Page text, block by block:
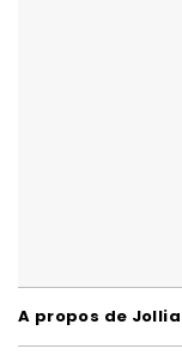
A propos de Jollia